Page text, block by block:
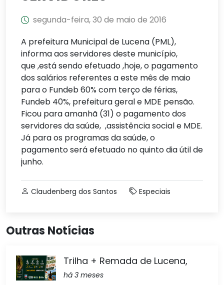
segunda-feira, 30 de maio de 2016
A prefeitura Municipal de Lucena (PML),
informa aos servidores deste município,
que ,está sendo efetuado ,hoje, o pagamento
dos salários referentes a este mês de maio
para o Fundeb 60% com terço de férias,
Fundeb 40%, prefeitura geral e MDE pensão.
Ficou para amanhã (31) o pagamento dos
servidores da saúde, ,assistência social e MDE.
Já para os programas da saúde, o
pagamento será efetuado no quinto dia útil de
junho.
Claudenberg dos Santos Especiais
Outras Notícias
Trilha + Remada de Lucena,
há 3 meses